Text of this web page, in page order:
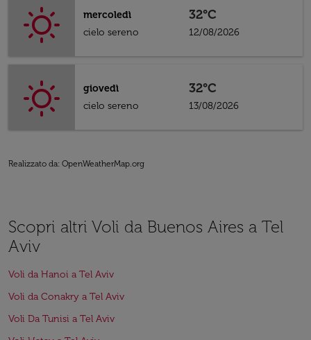
mercoledì
cielo sereno
32°C
12/08/2026
giovedì
cielo sereno
32°C
13/08/2026
Realizzato da: OpenWeatherMap.org
Scopri altri Voli da Buenos Aires a Tel
Aviv
Voli da Hanoi a Tel Aviv
Voli da Conakry a Tel Aviv
Voli Da Tunisi a Tel Aviv